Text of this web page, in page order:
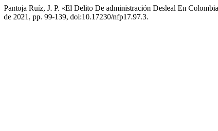
Pantoja Ruíz, J. P. «El Delito De administración Desleal En
de 2021, pp. 99-139, doi:10.17230/nfp17.97.3.